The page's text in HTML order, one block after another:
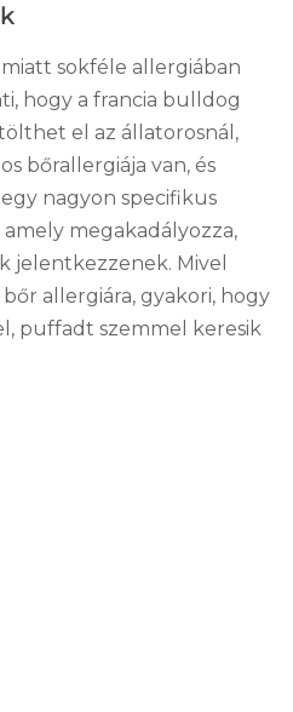
sokféle allergiában
hogy a francia bulldog
el az állatorosnál,
bőrallergiája van, és
nagyon specifikus
megakadályozza,
jelentkezzenek. Mivel
allergiára, gyakori, hogy
puffadt szemmel keresik